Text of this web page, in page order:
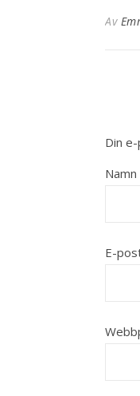
Av
Din
Namn
E-